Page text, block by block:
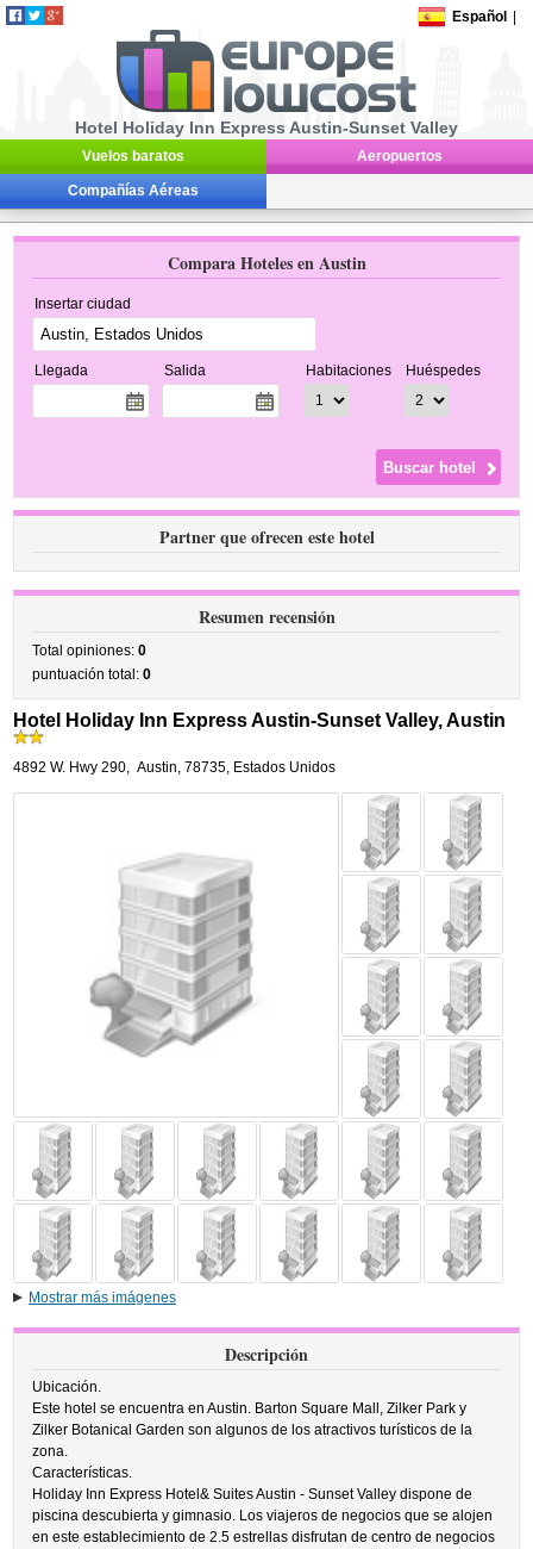
Español
Hotel Holiday Inn Express Austin-Sunset Valley
Vuelos baratos Aeropuertos
Compañías Aéreas
Compara Hoteles en Austin
Insertar ciudad
Llegada Salida Habitaciones Huéspedes
Partner que ofrecen este hotel
Resumen recensión
Total opiniones:0
puntuación total:0
Hotel Holiday Inn Express Austin-Sunset Valley, Austin
4892 W. Hwy 290, Austin,78735, Estados Unidos
Mostrar más imágenes
Descripción
Ubicación.
Este hotel se encuentra en Austin. Barton Square Mall, Zilker Park y
Zilker Botanical Garden son algunos de los atractivos turísticos de la
zona.
Características.
Holiday Inn Express Hotel& Suites Austin - Sunset Valley dispone de
piscina descubierta y gimnasio. Los viajeros de negocios que se alojen
en este establecimiento de 2.5 estrellas disfrutan de centro de negocios